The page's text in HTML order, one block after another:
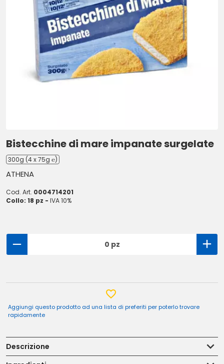
Bistecchine di mare impanate surgelate
300g (4 x 75g ℮)
ATHENA
Cod. Art. 0004714201
Collo: 18 pz - IVA 10%
0 pz
Aggiungi questo prodotto ad una lista di preferiti per poterlo trovare
rapidamente
Descrizione